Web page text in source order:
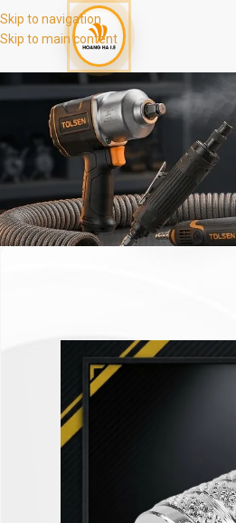
Skip to navigation
Skip to main content